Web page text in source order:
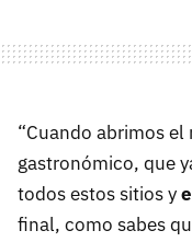
“Cuando abrimos
gastronómico, que
todos estos sitios y
final, como sabes